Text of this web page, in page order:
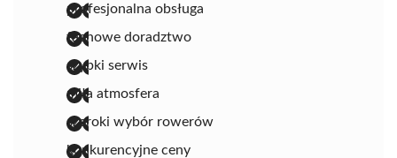
profesjonalna obsługa
fachowe doradztwo
szybki serwis
miła atmosfera
szeroki wybór rowerów
konkurencyjne ceny